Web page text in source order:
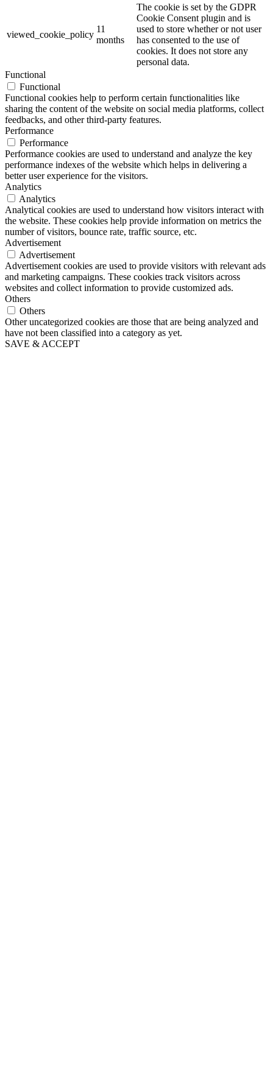
viewed_cookie_policy
11
months
The cookie is set by the GDPR
Cookie Consent plugin and is
used to store whether or not user
has consented to the use of
cookies. It does not store any
personal data.
Functional
Functional
Functional cookies help to perform certain functionalities like
sharing the content of the website on social media platforms, collect
feedbacks, and other third-party features.
Performance
Performance
Performance cookies are used to understand and analyze the key
performance indexes of the website which helps in delivering a
better user experience for the visitors.
Analytics
Analytics
Analytical cookies are used to understand how visitors interact with
the website. These cookies help provide information on metrics the
number of visitors, bounce rate, traffic source, etc.
Advertisement
Advertisement
Advertisement cookies are used to provide visitors with relevant ads
and marketing campaigns. These cookies track visitors across
websites and collect information to provide customized ads.
Others
Others
Other uncategorized cookies are those that are being analyzed and
have not been classified into a category as yet.
SAVE & ACCEPT